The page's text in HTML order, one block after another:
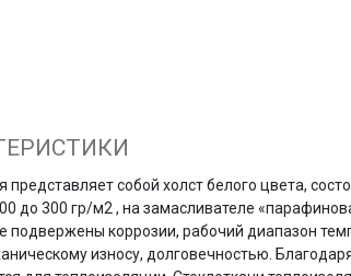
собой холст белого цвета,
до 300 гр/м2 , на замасливателе
коррозии, рабочий диапазон
износу, долговечностью.
Оставшиеся %
с вашей картыпо25